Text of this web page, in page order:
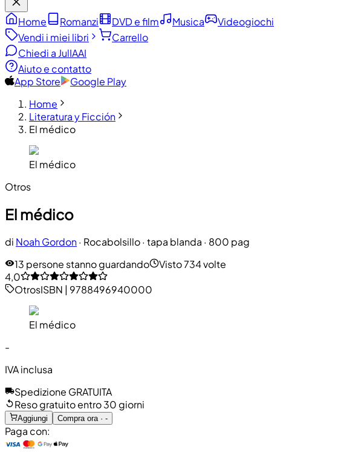
Home Romanzi DVD e film Musica
Videogiochi
Vendi i miei libri
Carrello
Chiedi a JulIAAI
Aiuto e contatto
App Store
Google Play
Home
Literatura y Ficción
El médico
El médico
Otros
El médico
di Noah Gordon· Rocabolsillo· tapa blanda · 800 pag
13 persone stanno guardando
Visto 734 volte
4,0
OtrosISBN | 9788496940000
El médico
-
IVA inclusa
Spedizione GRATUITA
Reso gratuito entro 30 giorni
Aggiungi Compra ora · -
Paga con: